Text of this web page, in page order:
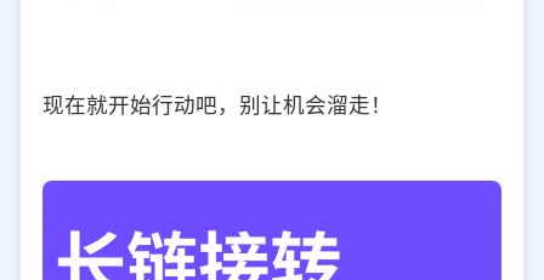
现在就开始行动吧，别让机会溜走！